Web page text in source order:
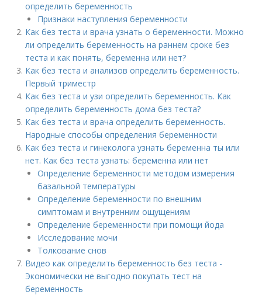
определить беременность
Признаки наступления беременности
Как без теста и врача узнать о беременности. Можно
ли определить беременность на раннем сроке без
теста и как понять, беременна или нет?
Как без теста и анализов определить беременность.
Первый триместр
Как без теста и узи определить беременность. Как
определить беременность дома без теста?
Как без теста и врача определить беременность.
Народные способы определения беременности
Как без теста и гинеколога узнать беременна ты или
нет. Как без теста узнать: беременна или нет
Определение беременности методом измерения
базальной температуры
Определение беременности по внешним
симптомам и внутренним ощущениям
Определение беременности при помощи йода
Исследование мочи
Толкование снов
Видео как определить беременность без теста -
Экономически не выгодно покупать тест на
беременность